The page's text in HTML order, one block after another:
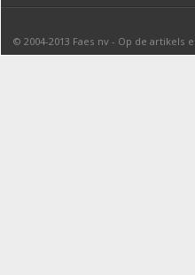
© 2004-2013 Faes nv - Op de artikels